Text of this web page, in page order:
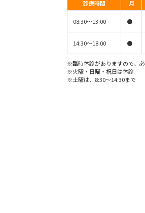
診療時間 月
08:30〜13:00 ●
14:30〜18:00 ●
※臨時休診がありますので、
※火曜・日曜・祝日は休診
※土曜は、8:30〜14:30まで